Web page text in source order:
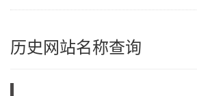
历史网站名称查询